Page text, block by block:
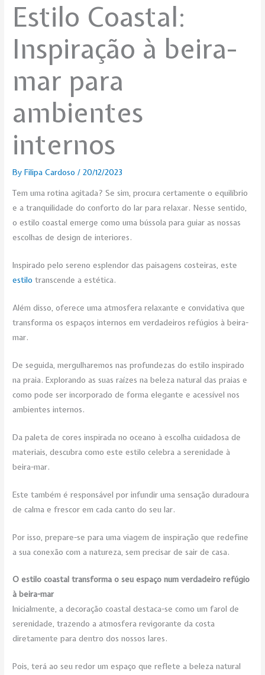
Estilo Coastal:
Inspiração à beira-
mar para
ambientes
internos
ByFilipa Cardoso/ 20/12/2023
Tem uma rotina agitada? Se sim, procura certamente o equilíbrio
e a tranquilidade do conforto do lar para relaxar. Nesse sentido,
o estilo coastal emerge como uma bússola para guiar as nossas
escolhas de design de interiores.
Inspirado pelo sereno esplendor das paisagens costeiras, este
estilotranscende a estética.
Além disso, oferece uma atmosfera relaxante e convidativa que
transforma os espaços internos em verdadeiros refúgios à beira-
mar.
De seguida, mergulharemos nas profundezas do estilo inspirado
na praia. Explorando as suas raízes na beleza natural das praias e
como pode ser incorporado de forma elegante e acessível nos
ambientes internos.
Da paleta de cores inspirada no oceano à escolha cuidadosa de
materiais, descubra como este estilo celebra a serenidade à
beira-mar.
Este também é responsável por infundir uma sensação duradoura
de calma e frescor em cada canto do seu lar.
Por isso, prepare-se para uma viagem de inspiração que redefine
a sua conexão com a natureza, sem precisar de sair de casa.
O estilo coastal transforma o seu espaço num verdadeiro refúgio
à beira-mar
Inicialmente, a decoração coastal destaca-se como um farol de
serenidade, trazendo a atmosfera revigorante da costa
diretamente para dentro dos nossos lares.
Pois, terá ao seu redor um espaço que reflete a beleza natural